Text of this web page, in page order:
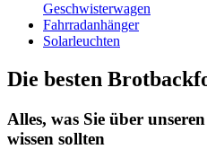
Geschwisterwagen
Fahrradanhänger
Solarleuchten
Die besten
Alles, was Sie über
wissen sollten